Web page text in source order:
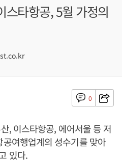
스타항공, 5월 가정의
0
, 이스타항공, 에어서울 등 저
여행업계의 성수기를 맞아
있다.